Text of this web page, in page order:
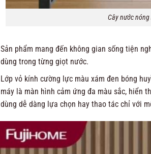
Cây nước
Sản phẩm mang đến không gian sống tiện
dùng trong từng giọt nước.
Lớp vỏ kính cường lực màu xám đen bóng
máy là màn hình cảm ứng đa màu sắc, hiển
dùng dễ dàng lựa chọn hay thao tác chỉ với